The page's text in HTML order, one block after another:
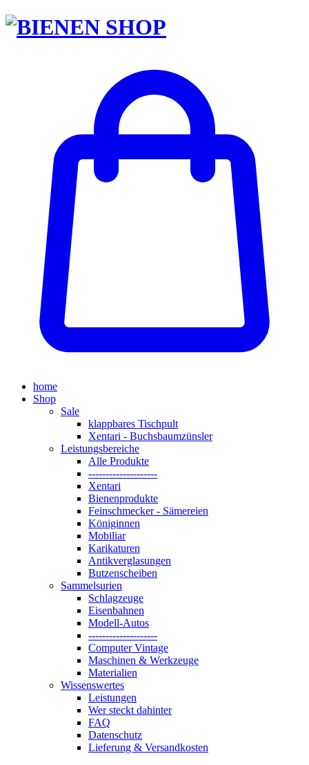
home
Shop
Sale
klappbares Tischpult
Xentari - Buchsbaumzünsler
Leistungsbereiche
Alle Produkte
--------------------
Xentari
Bienenprodukte
Feinschmecker - Sämereien
Königinnen
Mobiliar
Karikaturen
Antikverglasungen
Butzenscheiben
Sammelsurien
Schlagzeuge
Eisenbahnen
Modell-Autos
--------------------
Computer Vintage
Maschinen & Werkzeuge
Materialien
Wissenswertes
Leistungen
Wer steckt dahinter
FAQ
Datenschutz
Lieferung & Versandkosten